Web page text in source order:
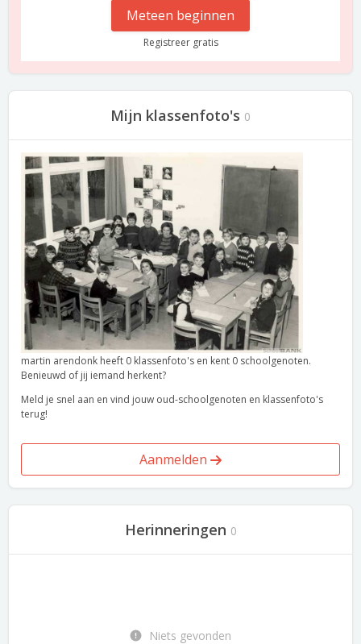
Meteen beginnen
Registreer gratis
Mijn klassenfoto's 0
martin arendonk heeft 0 klassenfoto's en kent 0 schoolgenoten.
Benieuwd of jij iemand herkent?
Meld je snel aan en vind jouw oud-schoolgenoten en klassenfoto's
terug!
Aanmelden
Herinneringen 0
Niets gevonden